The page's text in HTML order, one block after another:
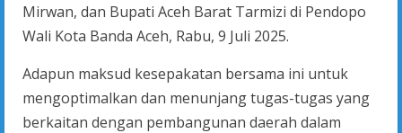
Mirwan, dan Bupati Aceh Barat Tarmizi di Pendopo
Wali Kota Banda Aceh, Rabu, 9 Juli 2025.
Adapun maksud kesepakatan bersama ini untuk
mengoptimalkan dan menunjang tugas-tugas yang
berkaitan dengan pembangunan daerah dalam